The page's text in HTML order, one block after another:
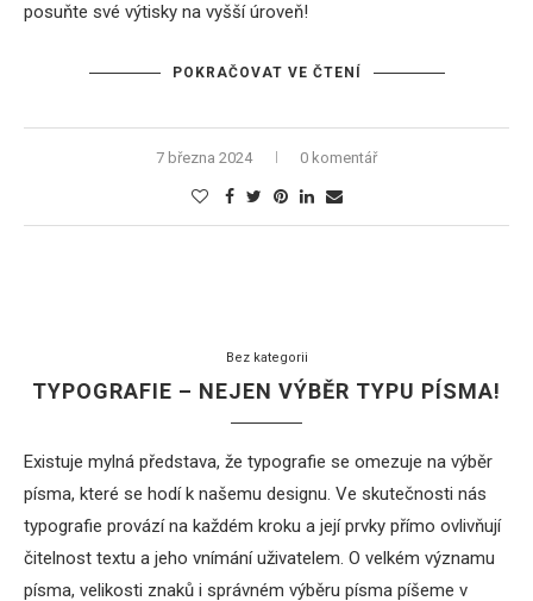
posuňte své výtisky na vyšší úroveň!
POKRAČOVAT VE ČTENÍ
7 března 2024 0 komentář
Bez kategorii
TYPOGRAFIE – NEJEN VÝBĚR TYPU PÍSMA!
Existuje mylná představa, že typografie se omezuje na výběr
písma, které se hodí k našemu designu. Ve skutečnosti nás
typografie provází na každém kroku a její prvky přímo ovlivňují
čitelnost textu a jeho vnímání uživatelem. O velkém významu
písma, velikosti znaků i správném výběru písma píšeme v